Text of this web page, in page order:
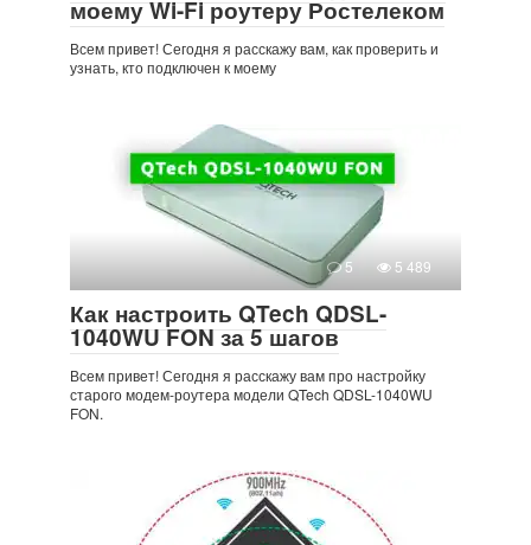
моему Wi-Fi роутеру Ростелеком
Всем привет! Сегодня я расскажу вам, как проверить и
узнать, кто подключен к моему
5 5 489
Как настроить QTech QDSL-
1040WU FON за 5 шагов
Всем привет! Сегодня я расскажу вам про настройку
старого модем-роутера модели QTech QDSL-1040WU
FON.